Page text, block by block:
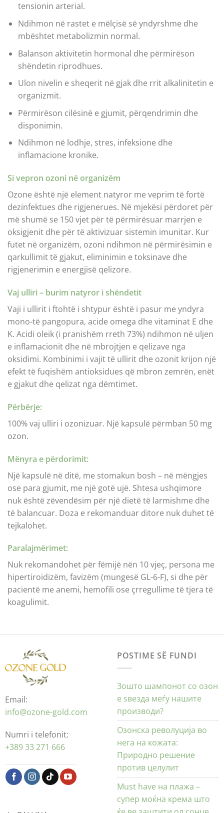
tensionin arterial.
Ndihmon në rastet e mëlçisë së yndyrshme dhe
mbështet metabolizmin normal.
Balanson aktivitetin hormonal dhe përmirëson
shëndetin riprodhues.
Ulon nivelin e sheqerit në gjak dhe rrit alkalinitetin e
organizmit.
Përmirëson cilësinë e gjumit, përqendrimin dhe
disponimin.
Ndihmon në lodhje, stres, infeksione dhe
inflamacione kronike.
Si vepron ozoni në organizëm
Ozone është një element natyror me veprim të fortë
dezinfektues dhe rigjenerues. Në mjekësi përdoret për
më shumë se 150 vjet për të përmirësuar marrjen e
oksigjenit dhe për të aktivizuar sistemin imunitar. Kur
futet në organizëm, ozoni ndihmon në përmirësimin e
qarkullimit të gjakut, eliminimin e toksinave dhe
rigjenerimin e energjisë qelizore.
Vaj ulliri – burim natyror i shëndetit
Vaji i ullirit i ftohtë i shtypur është i pasur me yndyra
mono-të pangopura, acide omega dhe vitaminat E dhe
K. Acidi oleik (i pranishëm rreth 73%) ndihmon në uljen
e inflamacionit dhe në mbrojtjen e qelizave nga
oksidimi. Kombinimi i vajit të ullirit dhe ozonit krijon një
efekt të fuqishëm antioksidues që mbron zemrën, enët
e gjakut dhe qelizat nga dëmtimet.
Përbërje:
100% vaj ulliri i ozonizuar. Një kapsulë përmban 50 mg
ozon.
Mënyra e përdorimit:
Një kapsulë në ditë, me stomakun bosh – në mëngjes
ose para gjumit, me një gotë ujë. Shtesa ushqimore
nuk është zëvendësim për një dietë të larmishme dhe
të balancuar. Doza e rekomanduar ditore nuk duhet të
tejkalohet.
Paralajmërimet:
Nuk rekomandohet për fëmijë nën 10 vjeç, persona me
hipertiroidizëm, favizëm (mungesë GL-6-F), si dhe për
pacientë me anemi, hemofili ose çrregullime të tjera të
koagulimit.
Email:
info@ozone-gold.com
Numri i telefonit:
+389 33 271 666
POSTIME SË FUNDI
Зошто шампонот со озон
е ѕвезда меѓу нашите
производи?
Озонска револуција во
нега на кожата:
Природно решение
против целулит
Must have на плажа –
супер моќна крема што